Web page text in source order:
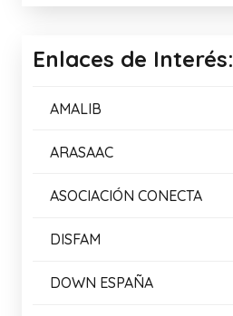
Enlaces de Interés:
AMALIB
ARASAAC
ASOCIACIÓN CONECTA
DISFAM
DOWN ESPAÑA